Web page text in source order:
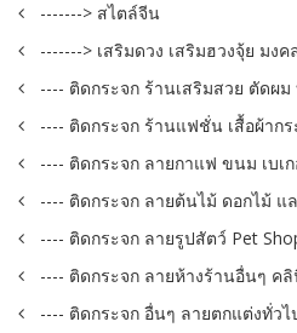
-------> สไตล์จีน
-------> เสริมดวง เสริมฮวงจุ้ย มงค
---- ติดกระจก ร้านเสริมสวย ตัดผ
---- ติดกระจก ร้านแฟชั่น เสื้อผ้ากร
---- ติดกระจก ลายกาแฟ ขนม เบเ
---- ติดกระจก ลายต้นไม้ ดอกไม้ แ
---- ติดกระจก ลายรูปสัตว์ Pet
---- ติดกระจก ลายห้างร้านอื่นๆ ค
---- ติดกระจก อื่นๆ ลายตกแต่งทั่วไ